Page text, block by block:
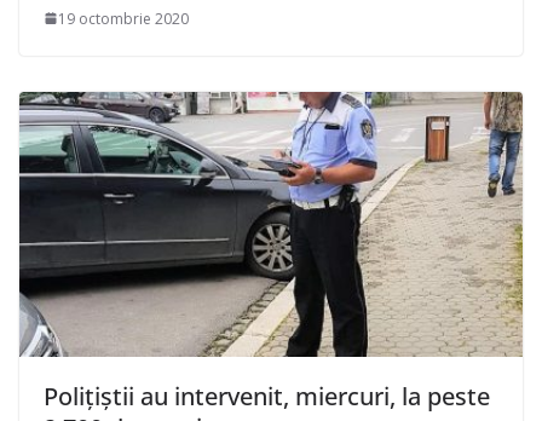
19 octombrie 2020
Poliţiştii au intervenit, miercuri, la peste